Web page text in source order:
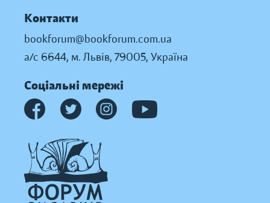
Контакти
bookforum@bookforum.com.ua
а/с 6644, м. Львів, 79005, Україна
Соціальні мережі